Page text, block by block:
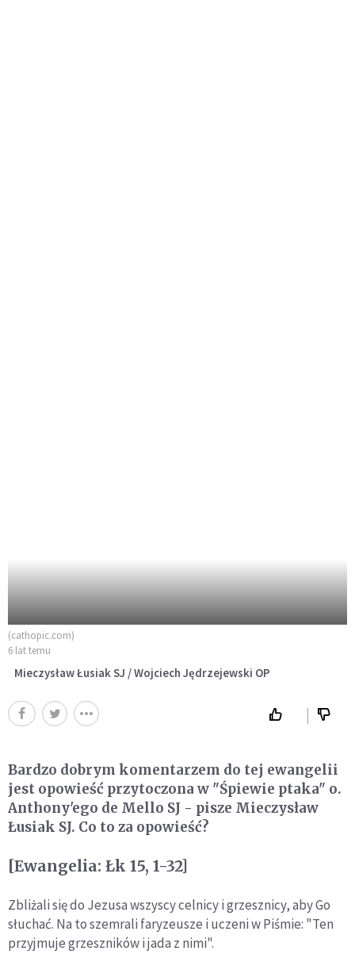
(cathopic.com)
6 lat temu
Mieczysław Łusiak SJ / Wojciech Jędrzejewski OP
Bardzo dobrym komentarzem do tej ewangelii
jest opowieść przytoczona w "Śpiewie ptaka" o.
Anthony'ego de Mello SJ - pisze Mieczysław
Łusiak SJ. Co to za opowieść?
[Ewangelia: Łk 15, 1-32]
Zbliżali się do Jezusa wszyscy celnicy i grzesznicy, aby Go
słuchać. Na to szemrali faryzeusze i uczeni w Piśmie: "Ten
przyjmuje grzeszników i jada z nimi".